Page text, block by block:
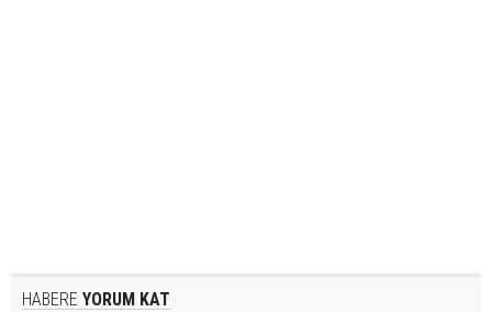
HABERE YORUM KAT